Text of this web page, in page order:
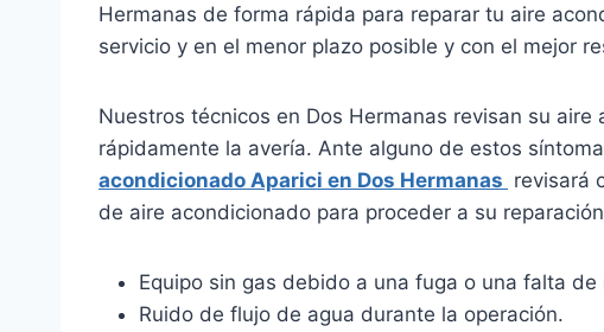
Hermanas de forma rápida para reparar tu aire
servicio y en el menor plazo posible y con el mejor
Nuestros técnicos en Dos Hermanas revisan su
rápidamente la avería. Ante alguno de estos
acondicionado Aparici en Dos Hermanas revisará
de aire acondicionado para proceder a su
Equipo sin gas debido a una fuga o una falta de
Ruido de flujo de agua durante la operación.